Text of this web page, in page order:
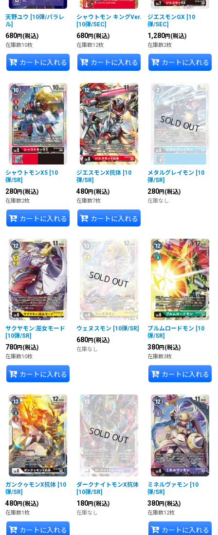
天野ユウ [10弾/パラレ
ル]
680円 (税込)
在庫数10枚
カートに入れる
シャウトモン キングVer.
[10弾/SEC]
680円 (税込)
在庫数12枚
カートに入れる
ジエスモンGX [10
弾/SEC]
1,280円 (税込)
在庫数2枚
カートに入れる
シャウトモンX5 [10
弾/SR]
280円 (税込)
在庫数2枚
カートに入れる
ジエスモンX抗体 [10
弾/SR]
480円 (税込)
在庫数7枚
カートに入れる
メタルグレイモン [10
弾/SR]
280円 (税込)
在庫なし
サクヤモン:巫女モード
[10弾/SR]
780円 (税込)
在庫数10枚
カートに入れる
ウェヌスモン [10弾/SR]
680円 (税込)
在庫なし
ブルムロードモン [10
弾/SR]
380円 (税込)
在庫数3枚
カートに入れる
ガンクゥモンX抗体 [10
弾/SR]
480円 (税込)
在庫数1枚
カートに入れる
ダークナイトモンX抗体
[10弾/SR]
180円 (税込)
在庫なし
ミネルヴァモン [10
弾/SR]
380円 (税込)
在庫数12枚
カートに入れる